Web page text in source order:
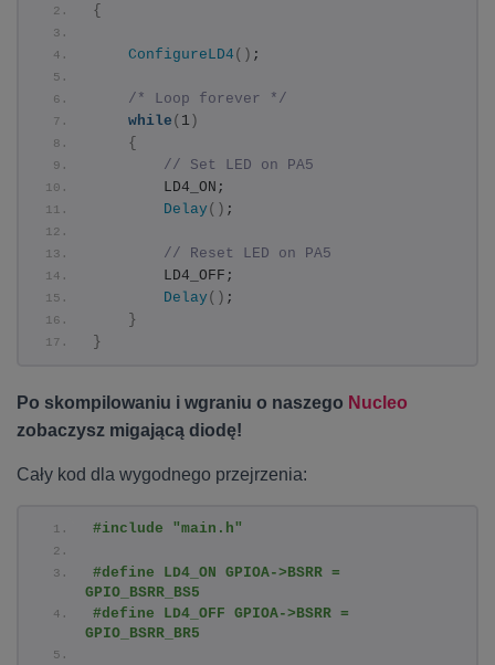
{
ConfigureLD4 () ;
/* Loop forever */
while ( 1 )
{
// Set LED on PA5
        LD4_ON;
Delay () ;
// Reset LED on PA5
        LD4_OFF;
Delay () ;
}
}
Po skompilowaniu i wgraniu o naszego Nucleo
zobaczysz migającą diodę!
Cały kod dla wygodnego przejrzenia:
#include "main.h"
#define LD4_ON GPIOA->BSRR =
GPIO_BSRR_BS5
#define LD4_OFF GPIOA->BSRR =
GPIO_BSRR_BR5